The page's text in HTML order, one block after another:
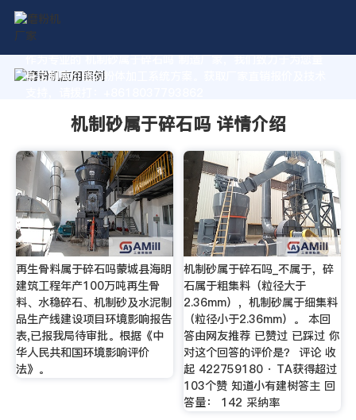
作为专业的 机制砂属于碎石吗 制造厂家，我们致力于为您量
身定制高价值的粉体加工系统方案。获取厂家直销报价及技术
机制砂属于碎石吗 详情介绍
再生骨料属于碎石吗蒙城县海明
建筑工程年产100万吨再生骨
料、水稳碎石、机制砂及水泥制
品生产线建设项目环境影响报告
表,已报我局待审批。根据《中
华人民共和国环境影响评价
法》。
机制砂属于碎石吗_不属于，碎
石属于粗集料（粒径大于
2.36mm），机制砂属于细集料
（粒径小于2.36mm）。 本回
答由网友推荐 已赞过 已踩过 你
对这个回答的评价是？ 评论 收
起 422759180 · TA获得超过
103个赞 知道小有建树答主 回
答量： 142 采纳率